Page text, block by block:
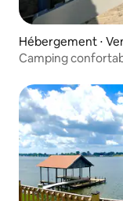
Hébergement ⋅
Camping